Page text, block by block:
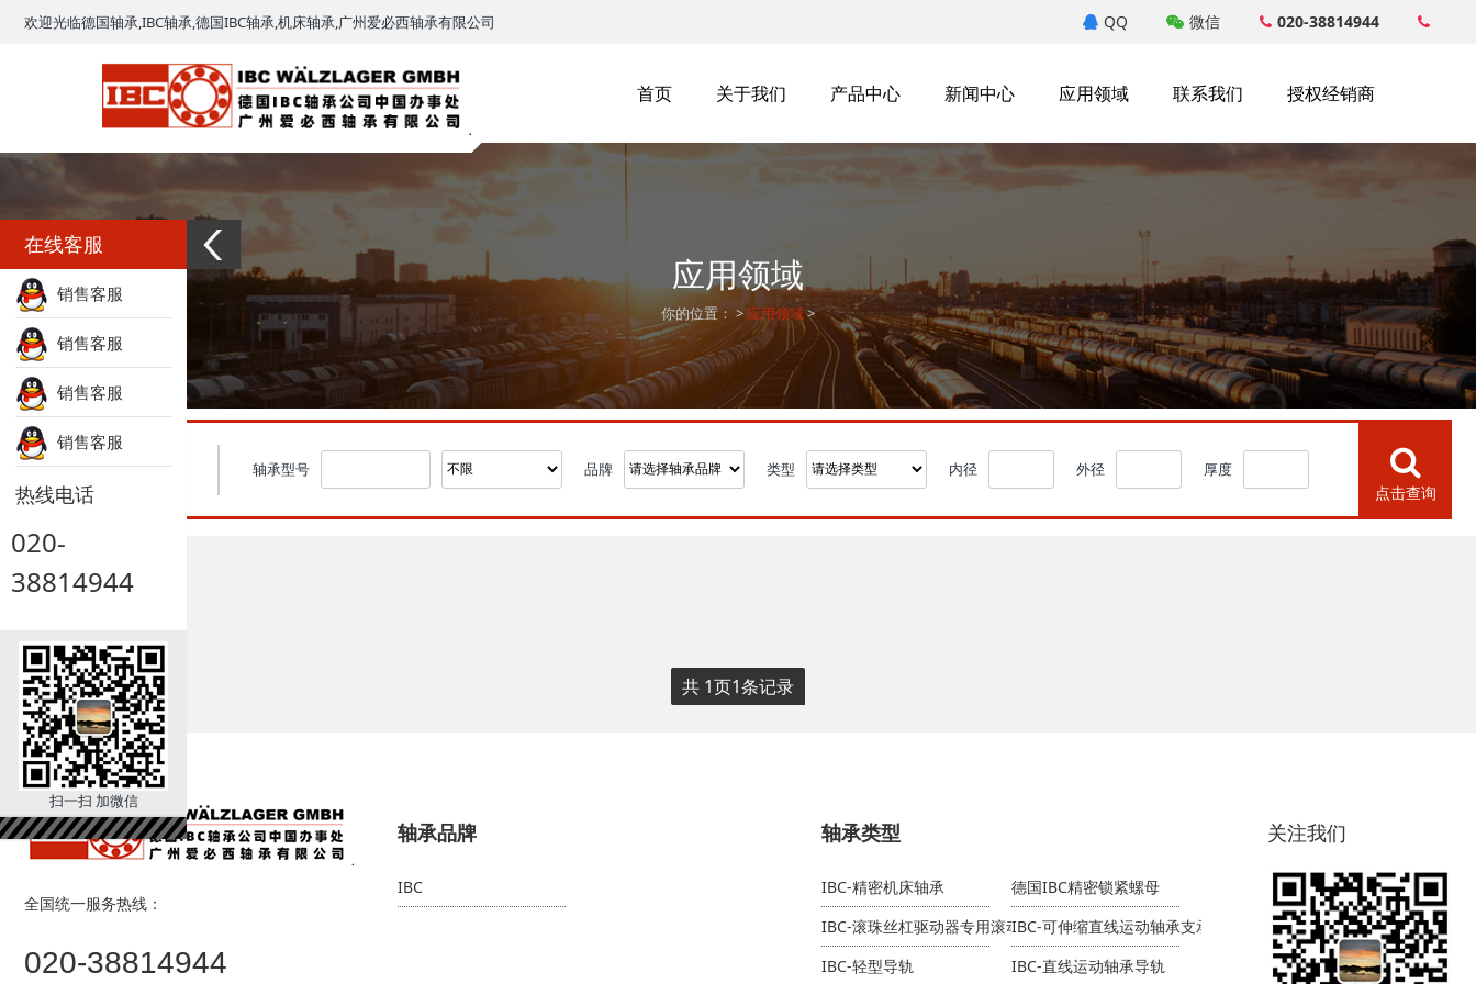
欢迎光临德国轴承,IBC轴承,德国IBC轴承,机床轴承,广州爱必西轴承有限公司 QQ 微信 020-38814944
首页 关于我们 产品中心 新闻中心 应用领域 联系我们 授权经销商
应用领域
你的位置： >应用领域>
型号查询 轴承型号 品牌 类型 内径 外径 厚度
点击查询
共 1页1条记录
全国统一服务热线：
020-38814944
轴承品牌
IBC
轴承类型
IBC-精密机床轴承
德国IBC精密锁紧螺母
IBC-滚珠丝杠驱动器专用滚动轴承IBC-可伸缩直线运动轴承支承导轨
IBC-轻型导轨
IBC-直线运动轴承导轨
关注我们
在线客服
销售客服
销售客服
销售客服
销售客服
热线电话
020-
38814944
扫一扫 加微信